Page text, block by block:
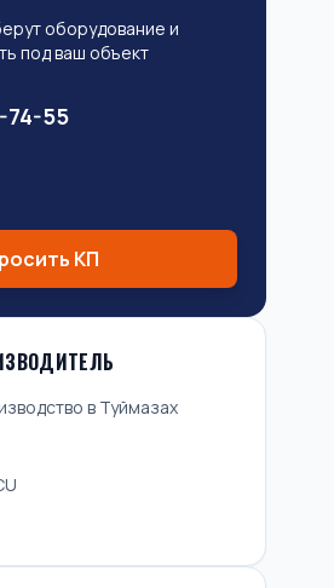
оборудование и
под ваш объект
74-55
КП
в Туймазах